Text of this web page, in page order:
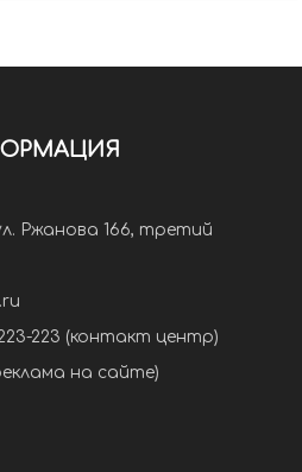
Ржанова 166, третий
223 (контакт центр)
на сайте)